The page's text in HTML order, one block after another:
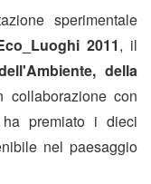
sperimentale
2011, il
della
con
premiato i dieci
nel paesaggio